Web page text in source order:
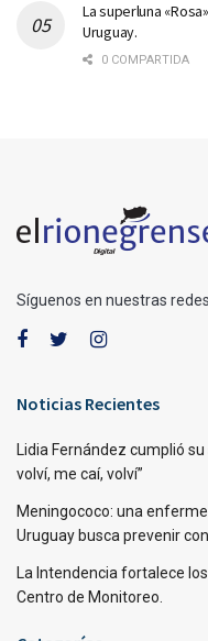
La superluna
Uruguay.
0 COMPARTIDA
Síguenos en nuestras
Noticias Recientes
Lidia Fernández cumplió
volví, me caí, volví”
Meningococo: una
Uruguay busca prevenir
La Intendencia fortalece
Centro de Monitoreo.